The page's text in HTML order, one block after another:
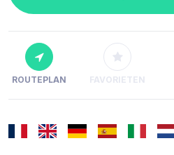
ROUTEPLAN FAVORIETEN